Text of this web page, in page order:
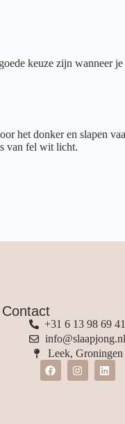
keuze zijn wanneer
het donker en slapen
van fel wit licht.
Contact
+31 6 13 98 69 41
info@slaapjong.nl
Leek, Groningen